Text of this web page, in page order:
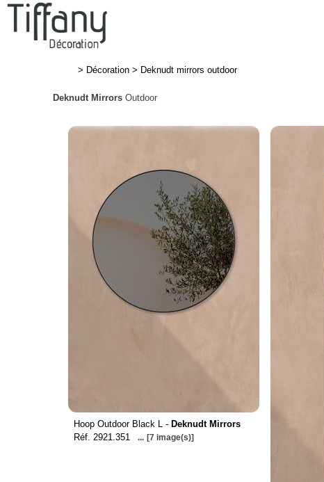
> Décoration > Deknudt mirrors outdoor
Deknudt Mirrors Outdoor
Hoop Outdoor Black L - Deknudt Mirrors
Réf. 2921.351
... [7 image(s)]